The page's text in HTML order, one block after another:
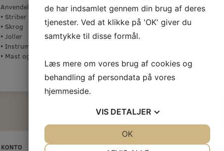
Anvendelsesområde glasfiberbåd:
• Striber
• Skrog
• Joller
• Instrumenter
• Mast og bom
KONTO
de har indsamlet gennem din brug af deres
tjenester. Ved at klikke på 'OK' giver du
samtykke til disse formål.
Læs mere om vores brug af cookies og
behandling af persondata på vores
hjemmeside.
VIS DETALJER
OK